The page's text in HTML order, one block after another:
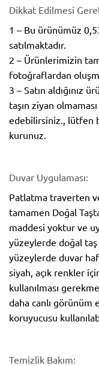
Dikkat Edilmesi
1 – Bu ürünümüz
satılmaktadır.
2 – Ürünlerimizin
fotoğraflardan
3 – Satın aldığınız
taşın ziyan
edebilirsiniz., lütfen
kurunuz.
Duvar Uygulaması:
Patlatma traverten
tamamen Doğal
maddesi yoktur ve
yüzeylerde doğal taş
yüzeylerde duvar
siyah, açık renkler
kullanılması
daha canlı görünüm
koruyucusu
Temizlik Bakım: